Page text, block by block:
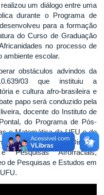
um diálogo entre uma
durante o Programa de
para a formação
do Curso de Graduação
no processo de
ambiente escolar.
obstáculos advindos da
03 que instituiu a
e cultura afro-brasileira e
papo será conduzido pela
docente do Instituto de
do Programa de Pós-
e Matemática da UFU e do
Educação na USP. Diretora
Afrorraciais,
de Pesquisas e Estudos em